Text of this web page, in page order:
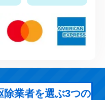
除業者を選ぶ3つの